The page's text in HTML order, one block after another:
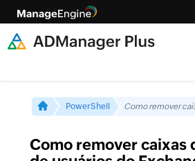
PowerShell Como remover caixas de correio de
Como remover caixas